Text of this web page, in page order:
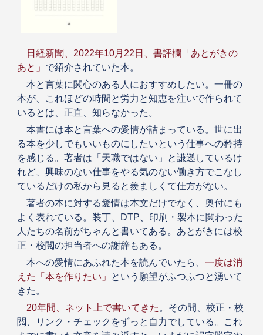
日経新聞、2022年10月22日、書評欄「あとがきの
あと」 で紹介されていた本。
本と言葉に関心のある人におすすめしたい。一冊の
本が、これほどの時間と労力と知恵を注いで作られて
いるとは、正直、知らなかった。
本書には本と言葉への愛情が詰まっている。世に出
る本を少しでもいいものにしたいという仕事への矜持
を感じる。著者は「天職ではない」と謙遜しているけ
れど、興味のない仕事をやる気のない働き方でこなし
ているだけの私から見ると羨ましくて仕方がない。
著者の本に対する愛情は本文だけでなく、奥付にも
よく表れている。装丁、DTP、印刷・製本に関わった
人たちの名前がちゃんと書いてある。あとがきには校
正・校閲の担当者への謝辞もある。
本への愛情にあふれた本を読んでいたら、 一度は消
えた
「本を作りたい」
という願望がふつふつと湧いて
きた。
20年間、ネット上で書いてきた 。その間、校正・校
閲、リンク・チェックをずっと自力でしている。これ